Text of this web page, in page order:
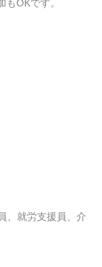
OKです。
、就労支援員、介